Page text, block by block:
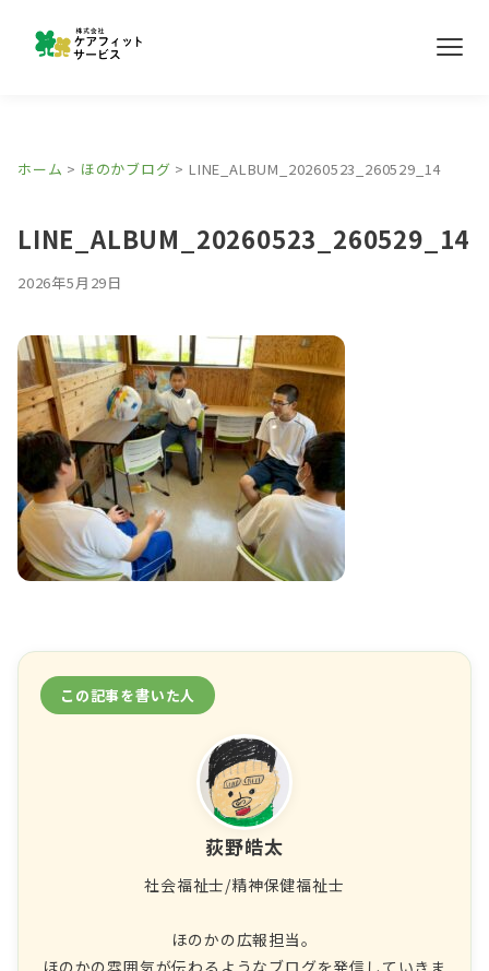
採用情報
ホーム > ほのかブログ >LINE_ALBUM_20260523_260529_14
LINE_ALBUM_20260523_260529_14
2026年5月29日
この記事を書いた人
荻野皓太
社会福祉士/精神保健福祉士
ほのかの広報担当。
ほのかの雰囲気が伝わるようなブログを発信していきま